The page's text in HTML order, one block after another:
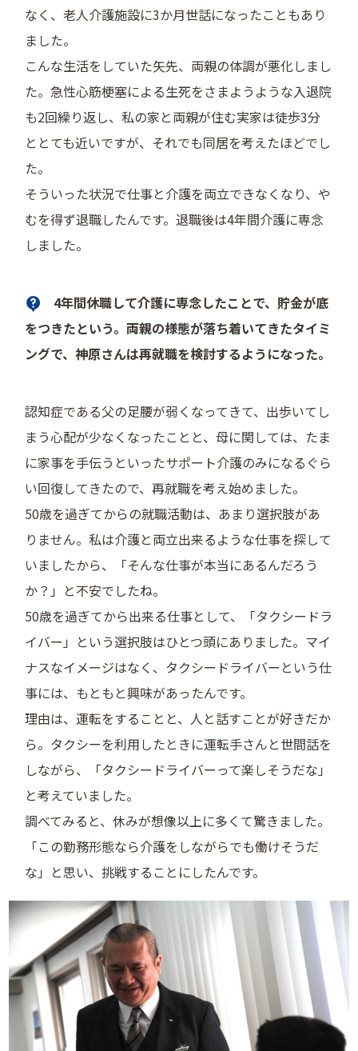
なく、老人介護施設に3か月世話になったこともあり
ました。
こんな生活をしていた矢先、両親の体調が悪化しまし
た。急性心筋梗塞による生死をさまようような入退院
も2回繰り返し、私の家と両親が住む実家は徒歩3分
ととても近いですが、それでも同居を考えたほどでし
た。
そういった状況で仕事と介護を両立できなくなり、や
むを得ず退職したんです。退職後は4年間介護に専念
しました。
4年間休職して介護に専念したことで、貯金が底
をつきたという。両親の様態が落ち着いてきたタイミ
ングで、神原さんは再就職を検討するようになった。
認知症である父の足腰が弱くなってきて、出歩いてし
まう心配が少なくなったことと、母に関しては、たま
に家事を手伝うといったサポート介護のみになるぐら
い回復してきたので、再就職を考え始めました。
50歳を過ぎてからの就職活動は、あまり選択肢があ
りません。私は介護と両立出来るような仕事を探して
いましたから、「そんな仕事が本当にあるんだろう
か？」と不安でしたね。
50歳を過ぎてから出来る仕事として、「タクシードラ
イバー」という選択肢はひとつ頭にありました。マイ
ナスなイメージはなく、タクシードライバーという仕
事には、もともと興味があったんです。
理由は、運転をすることと、人と話すことが好きだか
ら。タクシーを利用したときに運転手さんと世間話を
しながら、「タクシードライバーって楽しそうだな」
と考えていました。
調べてみると、休みが想像以上に多くて驚きました。
「この勤務形態なら介護をしながらでも働けそうだ
な」と思い、挑戦することにしたんです。